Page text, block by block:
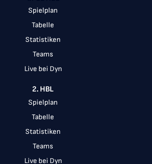
Spielplan
Tabelle
Statistiken
Teams
Live bei Dyn
2. HBL
Spielplan
Tabelle
Statistiken
Teams
Live bei Dyn